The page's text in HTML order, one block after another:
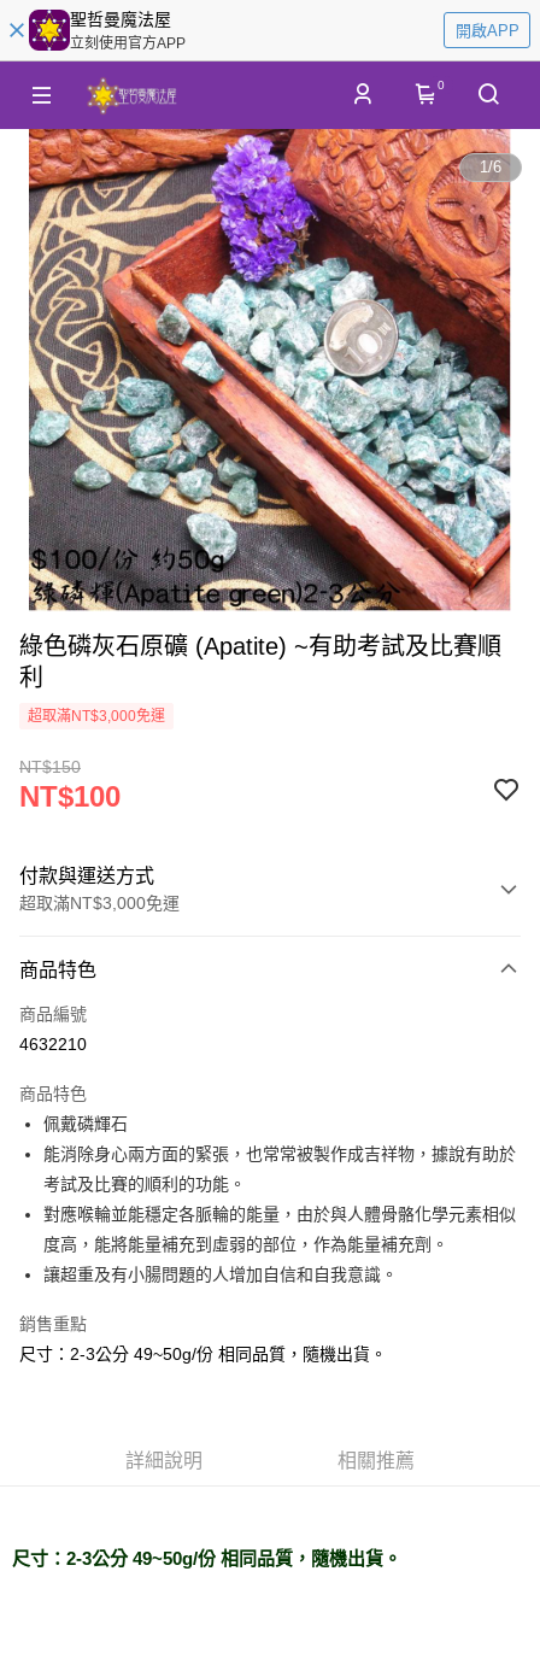
聖哲曼魔法屋
立刻使用官方APP
開啟APP
0
1/6
綠色磷灰石原礦 (Apatite) ~有助考試及比賽順
利
超取滿NT$3,000免運
NT$150
NT$100
付款與運送方式
超取滿NT$3,000免運
信用卡一次付款
超商取貨付款
Apple Pay
街口支付
悠遊付
ATM付款
全家取貨付款
每筆NT$80，滿NT$3,000(含以上)免運費
商品特色
商品編號
4632210
商品特色
佩戴磷輝石
能消除身心兩方面的緊張，也常常被製作成吉祥物，據說有助於
考試及比賽的順利的功能。
對應喉輪並能穩定各脈輪的能量，由於與人體骨骼化學元素相似
度高，能將能量補充到虛弱的部位，作為能量補充劑。
讓超重及有小腸問題的人增加自信和自我意識。
銷售重點
尺寸：2-3公分 49~50g/份 相同品質，隨機出貨。
詳細說明 相關推薦
尺寸：2-3公分 49~50g/份 相同品質，隨機出貨。